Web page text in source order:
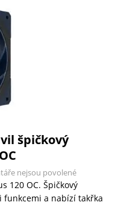
špičkový
nejsou povolené
120 OC. Špičkový
a nabízí takřka